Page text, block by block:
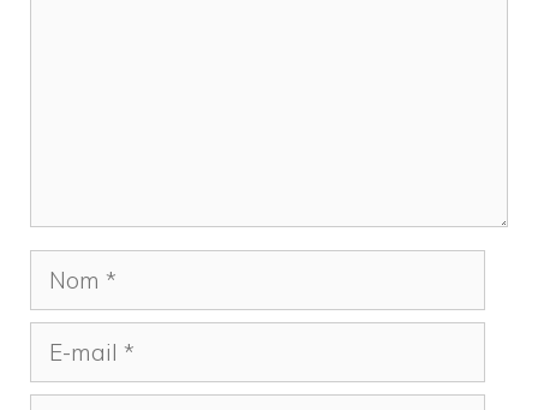
Nom
mail